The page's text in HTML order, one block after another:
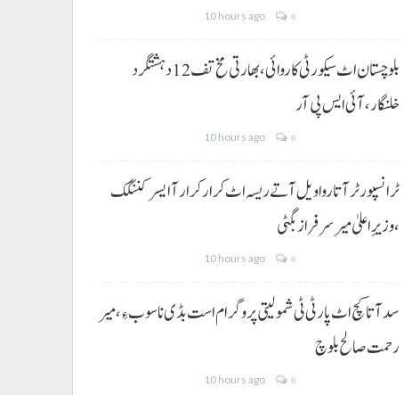
10 hours ago 0
بلوچستان اٹ سیکورٹی کاروائی، بھارتی مخ تف 12 دہشتگرد
خلنگار،آئی ایس پی آر
10 hours ago 0
ٹرانسپورٹر آتا روا ویل آتے ریسہ اٹ کرار کرار آ ایسر کننگک
،وزیرِ اعلیٰ میر سرفراز بگٹی
10 hours ago 0
سد آتا کچ اٹ پارٹی ٹی شمولیتی پروگرام است بڈی نا سوب ءِ،میر
رحمت صالح بلوچ
10 hours ago 0